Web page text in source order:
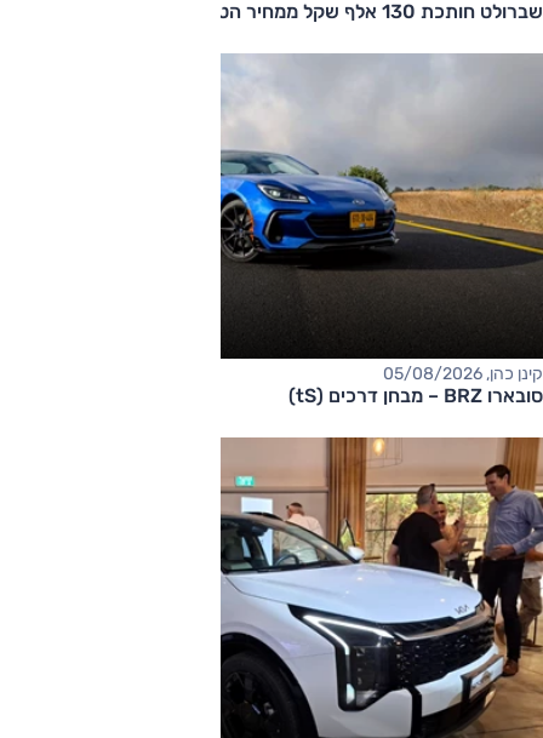
שברולט חותכת 130 אלף שקל ממחיר הטאהו
קינן כהן, 05/08/2026
סובארו BRZ – מבחן דרכים (tS)